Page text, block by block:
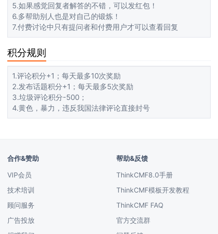
5.如果感觉回复者解答的不错，可以发红包！
6.多帮助别人也是对自己的锻炼！
7.付费讨论中只有提问者和付费用户才可以查看回复
积分规则
1.评论积分+1；每天最多10次奖励
2.发布话题积分+1；每天最多5次奖励
3.垃圾评论积分-500；
4.黄色，暴力，违反我国法律评论直接封号
合作&赞助
VIP会员
技术培训
顾问服务
广告投放
帮助&反馈
ThinkCMF8.0手册
ThinkCMF模板开发教程
ThinkCMF FAQ
官方交流群